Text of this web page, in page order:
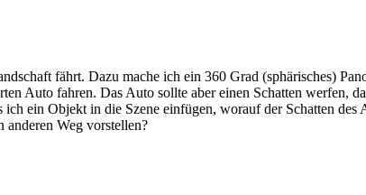
fährt. Dazu mache ich ein 360 Grad (sphärisches)
Auto fahren. Das Auto sollte aber einen Schatten werfen,
ein Objekt in die Szene einfügen, worauf der Schatten
anderen Weg vorstellen?